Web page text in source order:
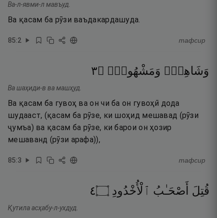
Ва-л-явми-л мавъуд.
Ва қасам ба рӯзи ваъдакардашуда.
85:2 тафсир
وَشَاهِدٍۢ وَمَشْهُودٍۢ ۝٣
Ва шаҳиди-в ва машҳуд.
Ва қасам ба гувоҳ ва он чи ба он гувоҳӣ дода
шудааст, (қасам ба рӯзе, ки шоҳид мешавад (рӯзи
ҷумъа) ва қасам ба рӯзе, ки барои он ҳозир
мешаванд (рӯзи арафа)),
85:3 тафсир
قُتِلَ أَصْحَـٰبُ ٱلْأُخْدُودِ ۝٤
Қутила асҳабу-л-ухдуд.